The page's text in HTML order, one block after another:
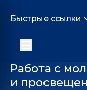
Быстрые ссылки
Работа с
и